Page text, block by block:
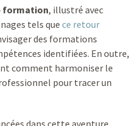
formation, illustré avec
tels que ce retour
des formations
identifiées. En outre,
comment harmoniser le
pour tracer un